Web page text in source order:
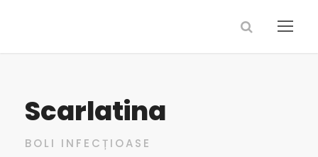
Scarlatina
BOLI INFECȚIOASE